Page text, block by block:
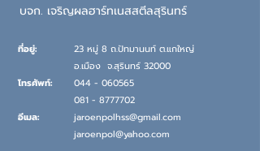
บจก. เจริญผลฮาร์ทเนสสตีลสุรินทร์
ที่อยู่:
โทรศัพท์:
อีเมล:
23 หมู่ 8 ถ.ปัทมานนท์ ต.แกใหญ่
อ.เมือง จ.สุรินทร์ 32000
044 - 060565
081 - 8777702
jaroenpolhss@gmail.com
jaroenpol@yahoo.com